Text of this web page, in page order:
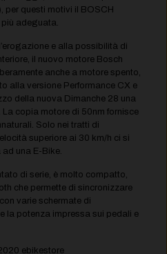
questi motivi il BOSCH
più adeguata.
e alla possibilità di
il nuovo motore Bosch
anche a motore spento,
alla versione Performance CX e
della nuova Dimanche 28 una
copia motore di 50nm fornisce
Solo nei tratti di
superiore ai 30 km/h ci si
ad una E-Bike.
di serie, è molto compatto,
che permette di sincronizzare
varie schermate di
la potenza impressa sui pedali e